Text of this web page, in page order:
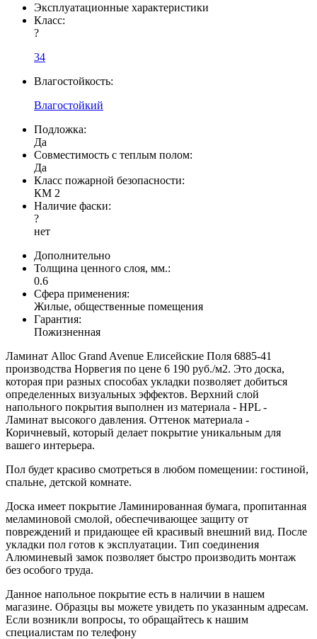
Эксплуатационные характеристики
Класс:
?
34
Влагостойкость:
Влагостойкий
Подложка:
Да
Совместимость с теплым полом:
Да
Класс пожарной безопасности:
КМ 2
Наличие фаски:
?
нет
Дополнительно
Толщина ценного слоя, мм.:
0.6
Сфера применения:
Жилые, общественные помещения
Гарантия:
Пожизненная
Ламинат Alloc Grand Avenue Елисейские Поля 6885-41
производства Норвегия по цене 6 190 руб./м2. Это доска,
которая при разных способах укладки позволяет добиться
определенных визуальных эффектов. Верхний слой
напольного покрытия выполнен из материала - HPL -
Ламинат высокого давления. Оттенок материала -
Коричневый, который делает покрытие уникальным для
вашего интерьера.
Пол будет красиво смотреться в любом помещении: гостиной,
спальне, детской комнате.
Доска имеет покрытие Ламинированная бумага, пропитанная
меламиновой смолой, обеспечивающее защиту от
повреждений и придающее ей красивый внешний вид. После
укладки пол готов к эксплуатации. Тип соединения
Алюминевый замок позволяет быстро производить монтаж
без особого труда.
Данное напольное покрытие есть в наличии в нашем
магазине. Образцы вы можете увидеть по указанным адресам.
Если возникли вопросы, то обращайтесь к нашим
специалистам по телефону